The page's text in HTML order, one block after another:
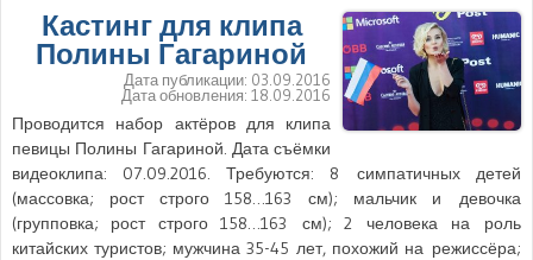
Кастинг для клипа
Полины Гагариной
Дата публикации: 03.09.2016
Дата обновления: 18.09.2016
Проводится набор актёров для клипа
певицы Полины Гагариной. Дата съёмки
видеоклипа: 07.09.2016. Требуются: 8 симпатичных детей
(массовка; рост строго 158…163 см); мальчик и девочка
(групповка; рост строго 158…163 см); 2 человека на роль
китайских туристов; мужчина 35-45 лет, похожий на режиссёра;